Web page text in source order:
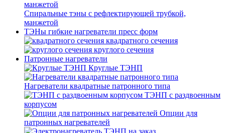
Спиральные тэны с рефлектирующей трубкой,
манжетой
ТЭНы гибкие нагреватели пресс форм
квадратного сечения
круглого сечения
Патронные нагреватели
Круглые ТЭНП
Нагреватели квадратные патронного типа
ТЭНП с раздвоенным
корпусом
Опции для
патронных нагревателей